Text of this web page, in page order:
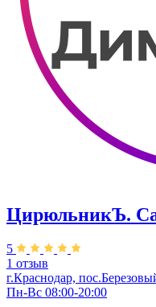
ЦирюльникЪ.
5
1 отзыв
г.Краснодар,
Пн-Вс 08:00-20:00